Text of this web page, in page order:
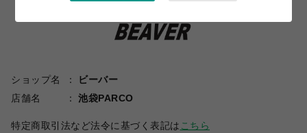
ショップ名
ビーバー
店舗名
池袋PARCO
特定商取引法など法令に基づく表記は こちら